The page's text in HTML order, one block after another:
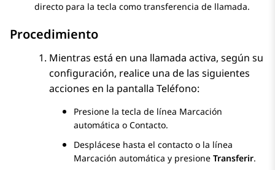
directo para la tecla como transferencia de llamada.
Procedimiento
Mientras está en una llamada activa, según su
configuración, realice una de las siguientes
acciones en la pantalla Teléfono:
Presione la tecla de línea Marcación
automática o Contacto.
Desplácese hasta el contacto o la línea
Marcación automática y presione Transferir.